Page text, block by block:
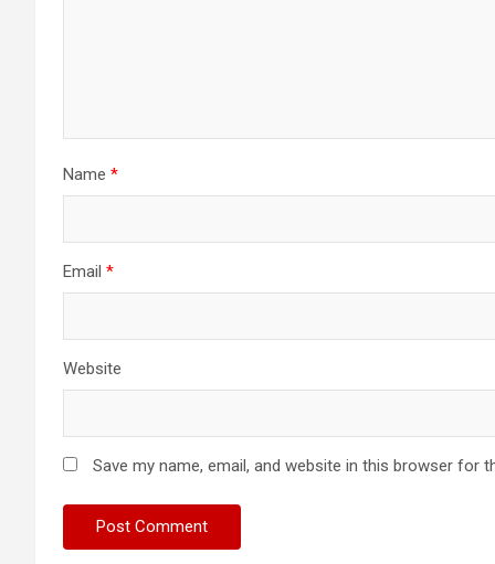
Name *
Email *
Website
Save my name, email, and website in this browser for